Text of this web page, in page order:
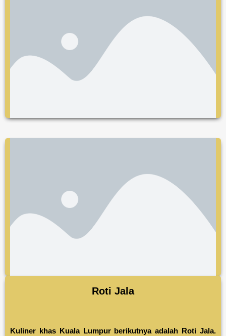
Roti Jala
Kuliner khas Kuala Lumpur berikutnya adalah Roti Jala.